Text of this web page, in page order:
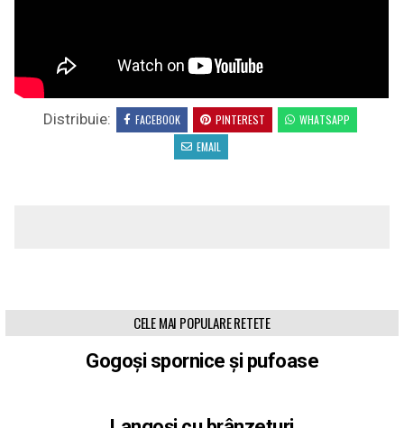
Distribuie: FACEBOOK PINTEREST
WHATSAPP
EMAIL
CELE MAI POPULARE RETETE
Gogoși spornice și pufoase